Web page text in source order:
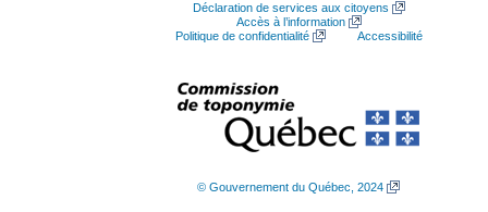
Déclaration de services aux citoyens
Accès à l’information
Politique de confidentialité
Accessibilité
© Gouvernement du Québec, 2024